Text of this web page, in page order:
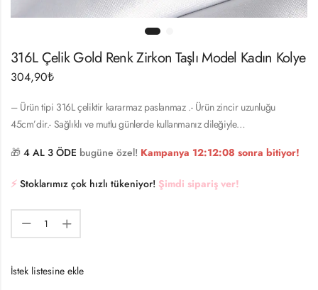
316L Çelik Gold Renk Zirkon Taşlı Model Kadın Kolye
304,90₺
– Ürün tipi 316L çeliktir kararmaz paslanmaz .- Ürün zincir uzunluğu
45cm’dir.- Sağlıklı ve mutlu günlerde kullanmanız dileğiyle…
🎁 4 AL 3 ÖDE bugüne özel! Kampanya 12:12:08 sonra bitiyor!
⚡️ Stoklarımız çok hızlı tükeniyor! Şimdi sipariş ver!
İstek listesine ekle